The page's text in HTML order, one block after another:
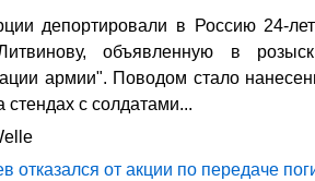
депортировали в Россию 24-
объявленную в
армии". Поводом стало
стендах с солдатами...
отказался от акции по передаче